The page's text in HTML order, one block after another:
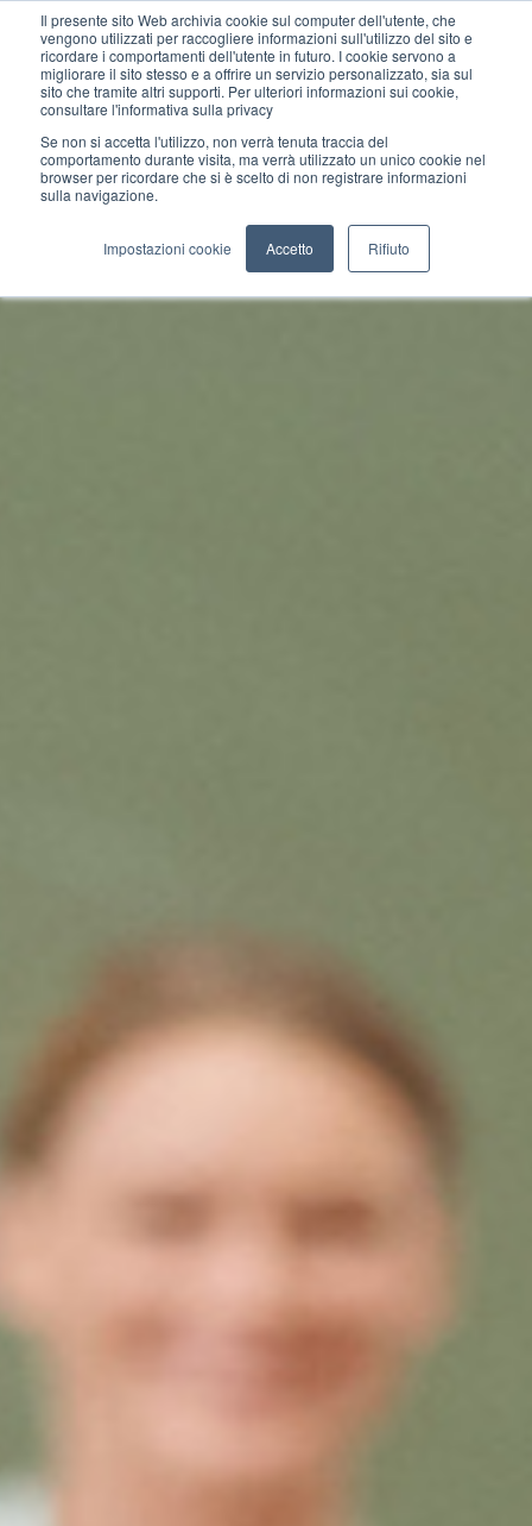
Il presente sito Web archivia cookie sul computer dell'utente, che
vengono utilizzati per raccogliere informazioni sull'utilizzo del sito e
ricordare i comportamenti dell'utente in futuro. I cookie servono a
migliorare il sito stesso e a offrire un servizio personalizzato, sia sul
sito che tramite altri supporti. Per ulteriori informazioni sui cookie,
consultare l'informativa sulla privacy
Se non si accetta l'utilizzo, non verrà tenuta traccia del
comportamento durante visita, ma verrà utilizzato un unico cookie nel
browser per ricordare che si è scelto di non registrare informazioni
sulla navigazione.
Impostazioni cookie Accetto Rifiuto